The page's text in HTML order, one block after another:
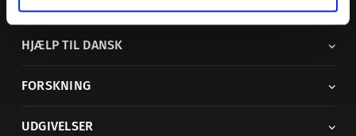
HJÆLP TIL DANSK
FORSKNING
UDGIVELSER